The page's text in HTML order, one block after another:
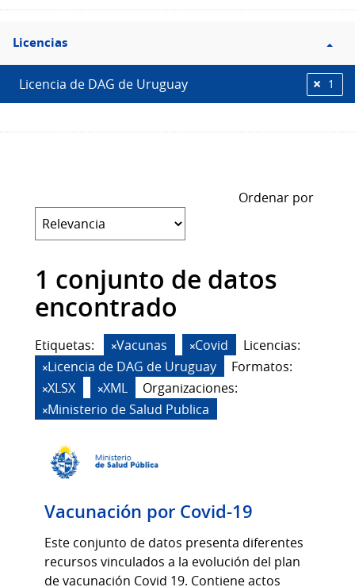
Filtro
Licencias
Licencias
Licencia de DAG de Uruguay 1
Ordenar por
1 conjunto de datos
encontrado
Etiquetas: Vacunas Covid
Licencias:
Licencia de DAG de Uruguay
Formatos:
XLSX
XML
Organizaciones:
Ministerio de Salud Publica
Vacunación por Covid-19
Este conjunto de datos presenta diferentes
recursos vinculados a la evolución del plan
de vacunación Covid 19. Contiene actos